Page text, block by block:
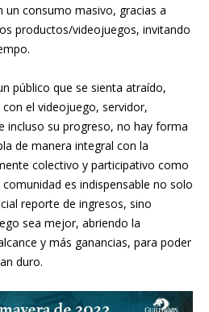
consumo masivo, gracias a
productos/videojuegos, invitando
público que se sienta atraído,
el videojuego, servidor,
incluso su progreso, no hay forma
de manera integral con la
colectivo y participativo como
es indispensable no solo
reporte de ingresos, sino
sea mejor, abriendo la
y más ganancias, para poder
duro.